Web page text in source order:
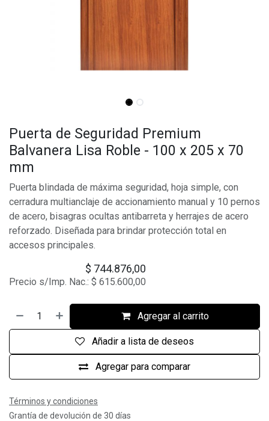
Puerta de Seguridad Premium
Balvanera Lisa Roble - 100 x 205 x 70
mm
Puerta blindada de máxima seguridad, hoja simple, con
cerradura multianclaje de accionamiento manual y 10 pernos
de acero, bisagras ocultas antibarreta y herrajes de acero
reforzado. Diseñada para brindar protección total en
accesos principales.
$ 744.876,00
Precio s/Imp. Nac.: $ 615.600,00
Agregar al carrito
Agregar para comparar
Añadir a lista de deseos
Términos y condiciones
Grantía de devolución de 30 días